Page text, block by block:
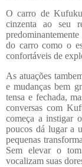
O carro de
cinzenta ao seu
do carro como o
confortáveis de
As atuações
e mudanças bem
tensa e fechada,
conversas com
começa a instigar
poucos dá lugar a
pequenas
Sem elevar o
vocalizam suas